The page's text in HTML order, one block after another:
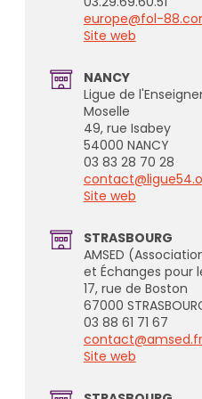
europe@fol-
Site web
NANCY
Ligue de
Moselle
49, rue Isabey
54000 NANCY
03 83 28 70 28
Site web
STRASBOURG
AMSED
et Échanges pour
17, rue de Boston
67000
03 88 61 71 67
contact@amsed.fr
Site web